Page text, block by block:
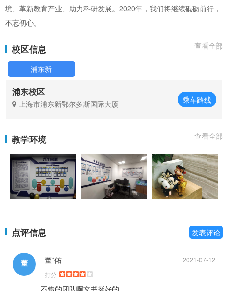
境、革新教育产业、助力科研发展。2020年，我们将继续砥砺前行，
不忘初心。
校区信息 查看全部
浦东新
浦东校区
上海市浦东新鄂尔多斯国际大厦 乘车路线
教学环境 查看全部
点评信息 发表评论
董 2021-07-12
董*佑
打分